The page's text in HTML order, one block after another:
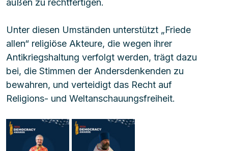
außen zu rechtfertigen.
Unter diesen Umständen unterstützt „Friede
allen“ religiöse Akteure, die wegen ihrer
Antikriegshaltung verfolgt werden, trägt dazu
bei, die Stimmen der Andersdenkenden zu
bewahren, und verteidigt das Recht auf
Religions- und Weltanschauungsfreiheit.